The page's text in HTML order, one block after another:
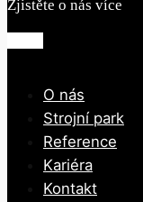
Zjistěte o nás více
O nás
Strojní park
Reference
Kariéra
Kontakt